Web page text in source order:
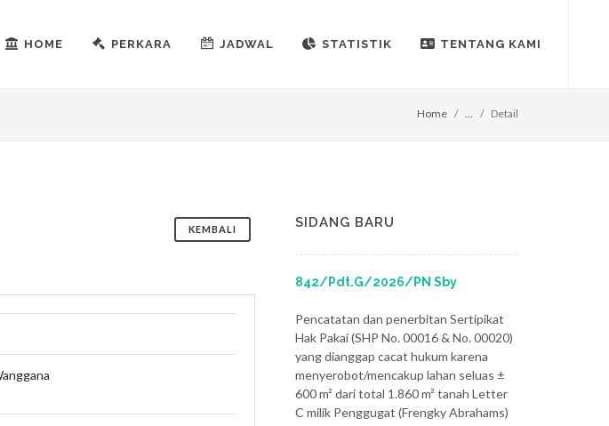
HOME PERKARA JADWAL STATISTIK TENTANG KAMI
Home ... Detail
KEMBALI SIDANG BARU
842/Pdt.G/2026/PN Sby
Pencatatan dan penerbitan Sertipikat
Hak Pakai (SHP No. 00016 & No. 00020)
yang dianggap cacat hukum karena
menyerobot/mencakup lahan seluas ±
600 m² dari total 1.860 m² tanah Letter
C milik Penggugat (Frengky Abrahams)